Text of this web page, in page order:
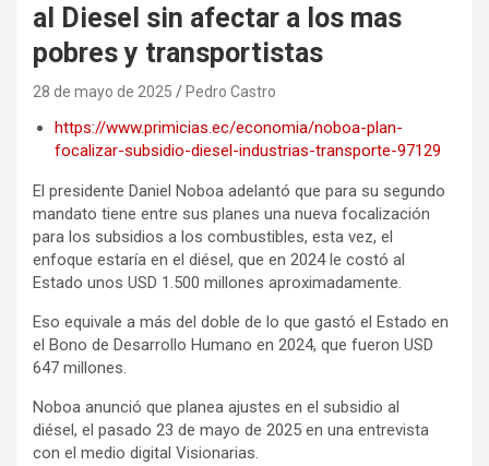
al Diesel sin afectar a los mas
pobres y transportistas
28 de mayo de 2025 Pedro Castro
https://www.primicias.ec/economia/noboa-plan-
focalizar-subsidio-diesel-industrias-transporte-97129
El presidente Daniel Noboa adelantó que para su segundo
mandato tiene entre sus planes una nueva focalización
para los subsidios a los combustibles, esta vez, el
enfoque estaría en el diésel, que en 2024 le costó al
Estado unos USD 1.500 millones aproximadamente.
Eso equivale a más del doble de lo que gastó el Estado en
el Bono de Desarrollo Humano en 2024, que fueron USD
647 millones.
Noboa anunció que planea ajustes en el subsidio al
diésel, el pasado 23 de mayo de 2025 en una entrevista
con el medio digital Visionarias.